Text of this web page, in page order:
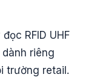
đọc RFID UHF
riêng
trường retail.